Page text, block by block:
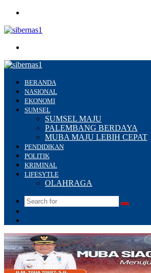
BERANDA
NASIONAL
EKONOMI
SUMSEL
SUMSEL MAJU
PALEMBANG BERDAYA
MUBA MAJU LEBIH CEPAT
PENDIDIKAN
POLITIK
KRIMINAL
LIFESYTLE
OLAHRAGA
Search